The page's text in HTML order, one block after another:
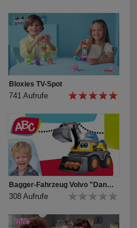
Bloxies TV-Spot
741 Aufrufe
Bagger-Fahrzeug Volvo "Danny Digger" für Kleinkinder von ABC
308 Aufrufe